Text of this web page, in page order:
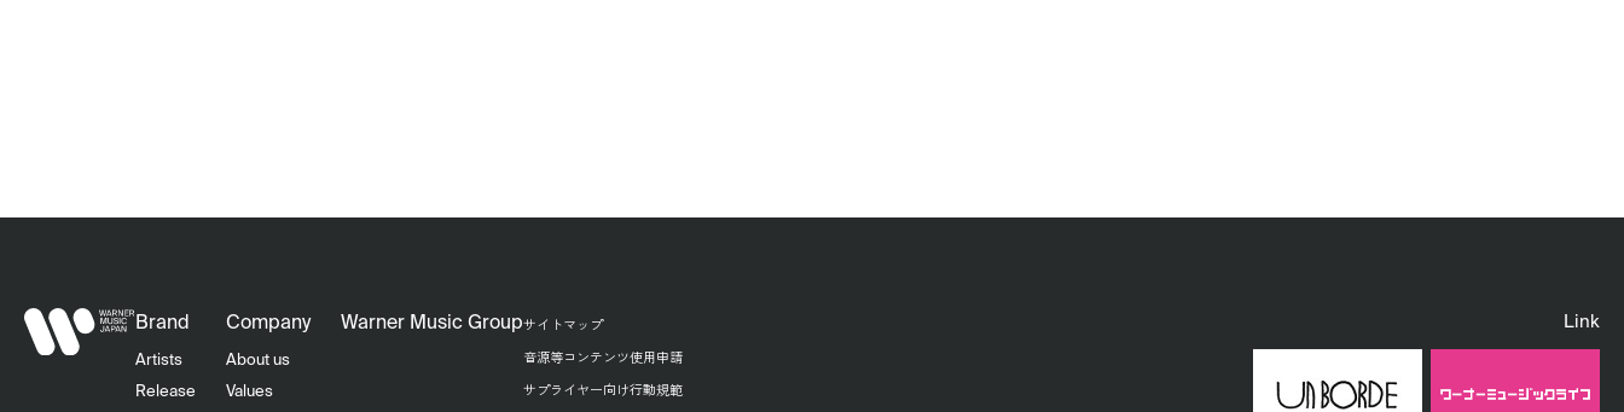
Brand
Artists
Release
Company
About us
Values
Warner Music Groupサイトマップ
音源等コンテンツ使用申請
サプライヤー向け行動規範
Link